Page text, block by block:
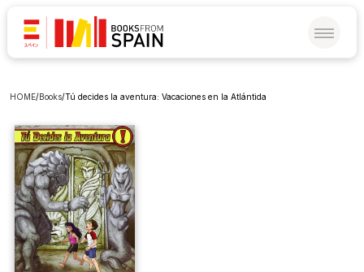
HOME/Books/Tú decides la aventura: Vacaciones en la Atlántida